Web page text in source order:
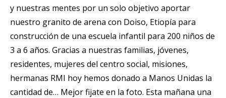
y nuestras mentes por un solo objetivo aportar
nuestro granito de arena con Doiso, Etiopía para
construcción de una escuela infantil para 200 niños de
3 a 6 años. Gracias a nuestras familias, jóvenes,
residentes, mujeres del centro social, misiones,
hermanas RMI hoy hemos donado a Manos Unidas la
cantidad de… Mejor fijate en la foto. Esta mañana una